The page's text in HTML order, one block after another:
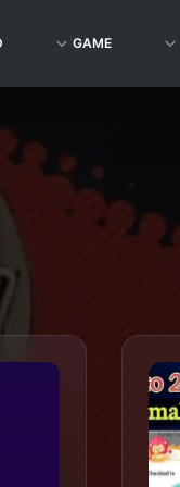
GAME